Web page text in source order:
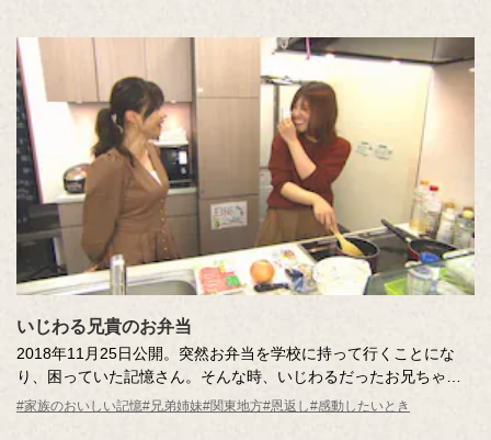
いじわる兄貴のお弁当
2018年11月25日公開。突然お弁当を学校に持って行くことにな
り、困っていた記憶さん。そんな時、いじわるだったお兄ちゃん
がお弁当をつくってくれた！ あれから数年、今度は記憶さんがサ
#家族のおいしい記憶#兄弟姉妹#関東地方#恩返し#感動したいとき